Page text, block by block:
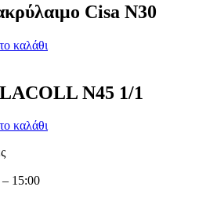
Cisa N30
καλάθι
N45 1/1
καλάθι
– 15:00